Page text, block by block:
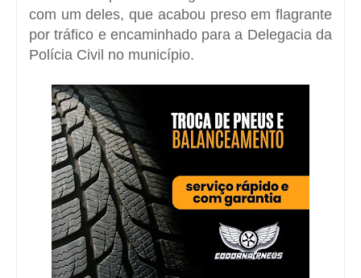
com um deles, que acabou preso em flagrante
por tráfico e encaminhado para a Delegacia da
Polícia Civil no município.